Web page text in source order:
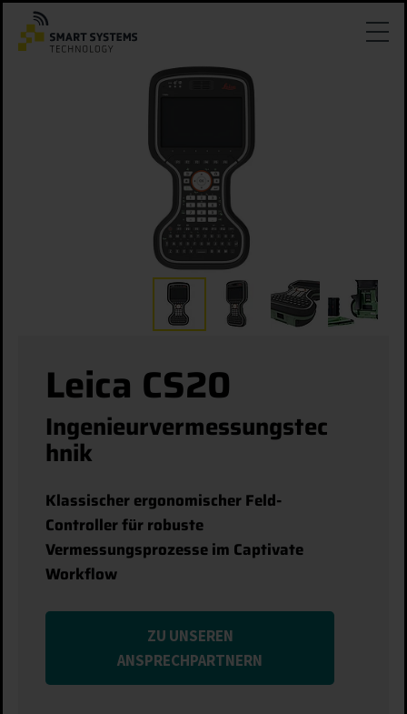
Leica CS20
Ingenieurvermessungstec
hnik
Klassischer ergonomischer Feld-
Controller für robuste
Vermessungsprozesse im Captivate
Workflow
ZU UNSEREN
ANSPRECHPARTNERN